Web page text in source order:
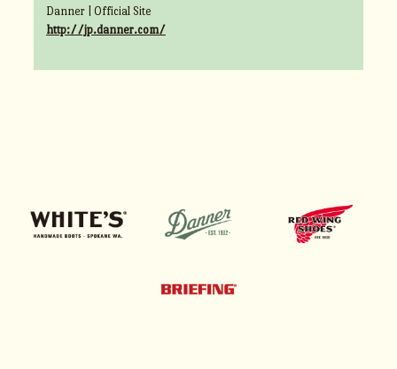
Danner | Official Site
http://jp.danner.com/